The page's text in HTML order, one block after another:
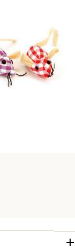
+